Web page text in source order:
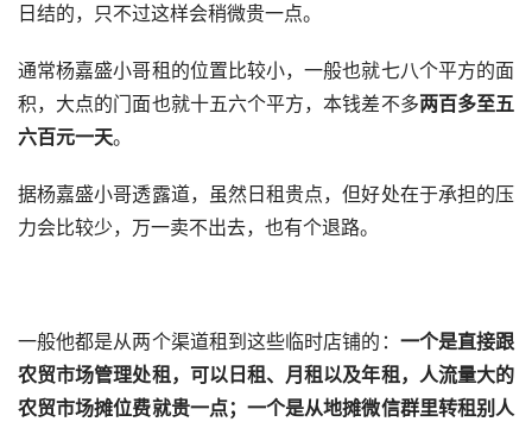
日结的，只不过这样会稍微贵一点。
通常杨嘉盛小哥租的位置比较小，一般也就七八个平方的面
积，大点的门面也就十五六个平方，本钱差不多两百多至五
六百元一天。
据杨嘉盛小哥透露道，虽然日租贵点，但好处在于承担的压
力会比较少，万一卖不出去，也有个退路。
一般他都是从两个渠道租到这些临时店铺的： 一个是直接跟
农贸市场管理处租，可以日租、月租以及年租，人流量大的
农贸市场摊位费就贵一点；一个是从地摊微信群里转租别人